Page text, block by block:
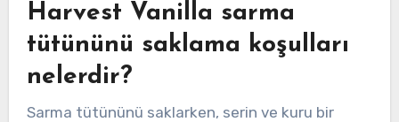
Harvest Vanilla sarma
tütününü saklama koşulları
nelerdir?
Sarma tütününü saklarken, serin ve kuru bir